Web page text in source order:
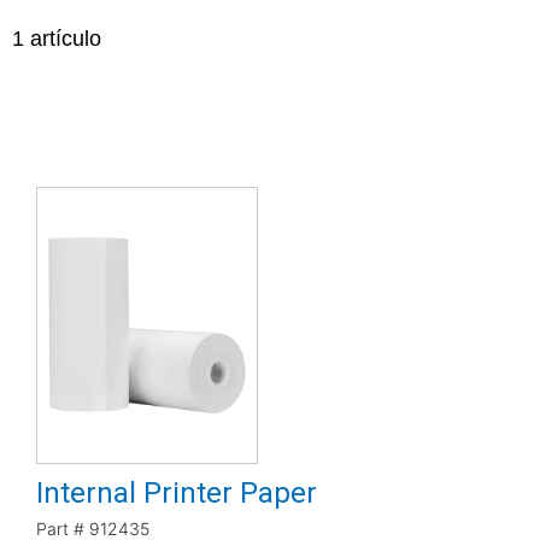
1 artículo
Internal Printer Paper
Part # 912435